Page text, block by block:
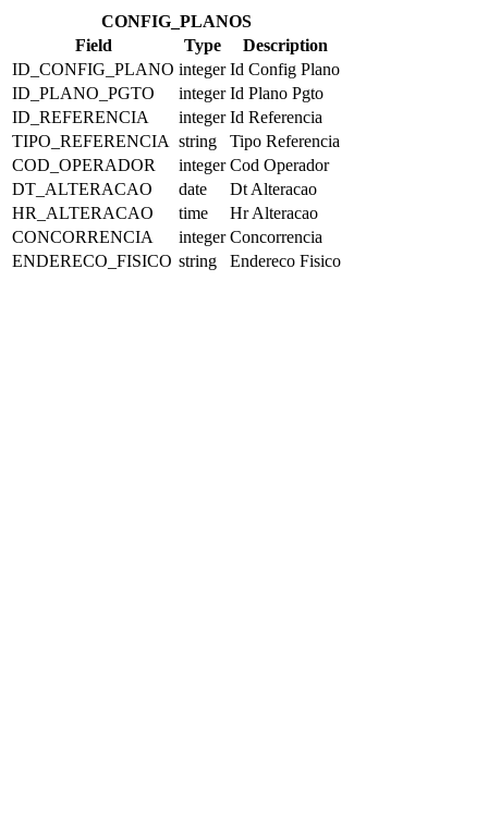
CONFIG_PLANOS
Field
Type
Description
ID_CONFIG_PLANO integer Id Config Plano
ID_PLANO_PGTO
integer Id Plano Pgto
ID_REFERENCIA
integer Id Referencia
TIPO_REFERENCIA string
Tipo Referencia
COD_OPERADOR
integer Cod Operador
DT_ALTERACAO
date
Dt Alteracao
HR_ALTERACAO
time
Hr Alteracao
CONCORRENCIA
integer Concorrencia
ENDERECO_FISICO string Endereco Fisico